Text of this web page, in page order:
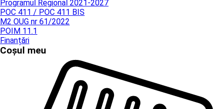
Programul Regional 2021-2027
POC 411 / POC 411 BIS
M2 OUG nr 61/2022
POIM 11.1
Finanțări
Coșul meu